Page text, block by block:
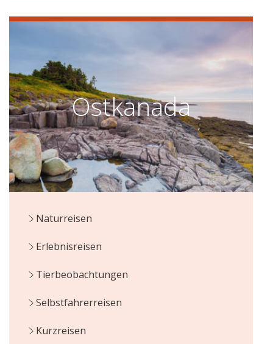
Ostkanada
Naturreisen
Erlebnisreisen
Tierbeobachtungen
Selbstfahrerreisen
Kurzreisen